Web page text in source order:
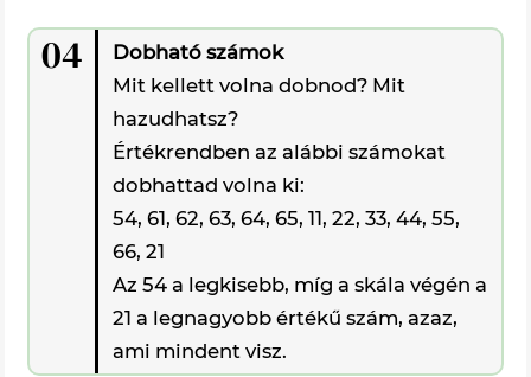
04
Dobható számok
Mit kellett volna dobnod? Mit
hazudhatsz?
Értékrendben az alábbi számokat
dobhattad volna ki:
54, 61, 62, 63, 64, 65, 11, 22, 33, 44, 55,
66, 21
Az 54 a legkisebb, míg a skála végén a
21 a legnagyobb értékű szám, azaz,
ami mindent visz.